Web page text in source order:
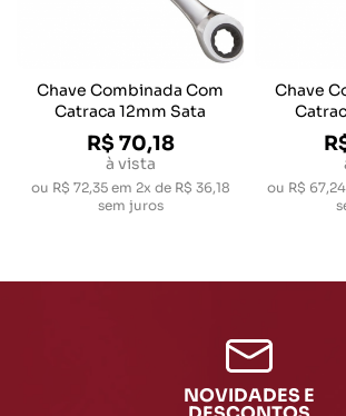
Chave Combinada Com
Catraca 12mm Sata
R$ 70,18
à vista
ou R$ 72,35em 2x de R$ 36,18
sem juros
Chave
ou R$ 67,24
NOVIDADES E